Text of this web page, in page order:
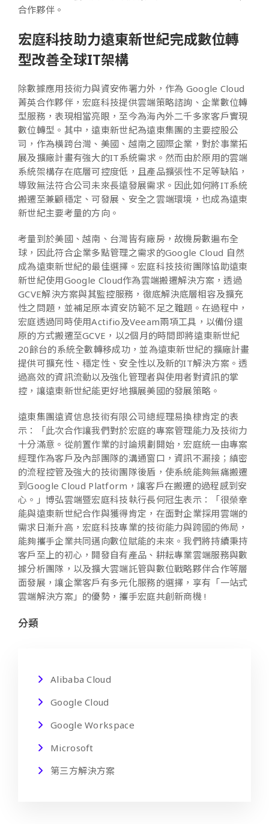
合作夥伴。
宏庭科技助力遠東新世紀完成數位轉
型改善全球IT架構
除數據應用技術力與資安佈署力外，作為 Google Cloud
菁英合作夥伴，宏庭科技提供雲端策略諮詢、企業數位轉
型服務，表現相當亮眼，至今為海內外二千多家客戶實現
數位轉型。其中，遠東新世紀為遠東集團的主要控股公
司，作為橫跨台灣、美國、越南之國際企業，對於事業拓
展及擴廠計畫有強大的IT系統需求。然而由於原用的雲端
系統架構存在底層可控度低，且產品擴張性不足等缺陷，
導致無法符合公司未來長遠發展需求。因此如何將IT系統
搬遷至兼顧穩定、可發展、安全之雲端環境，也成為遠東
新世紀主要考量的方向。
考量到於美國、越南、台灣皆有廠房，故機房數遍布全
球，因此符合企業多點管理之需求的Google Cloud 自然
成為遠東新世紀的最佳選擇。宏庭科技技術團隊協助遠東
新世紀使用Google Cloud作為雲端搬遷解決方案，透過
GCVE解決方案與其監控服務，徹底解決底層相容及擴充
性之問題，並補足原本資安防範不足之難題。在過程中，
宏庭透過同時使用Actifio及Veeam兩項工具，以備份還
原的方式搬遷至GCVE，以2個月的時間即將遠東新世紀
20餘台的系統全數轉移成功，並為遠東新世紀的擴廠計畫
提供可擴充性、穩定性、安全性以及新的IT解決方案。透
過高效的資訊流動以及強化管理者與使用者對資訊的掌
控，讓遠東新世紀能更好地擴展美國的發展策略。
遠東集團遠資信息技術有限公司總經理易換棣肯定的表
示：「此次合作讓我們對於宏庭的專案管理能力及技術力
十分滿意。從前置作業的討論規劃開始，宏庭統一由專案
經理作為客戶及內部團隊的溝通窗口，資訊不漏接；縝密
的流程控管及強大的技術團隊後盾，使系統能夠無痛搬遷
到Google Cloud Platform，讓客戶在搬遷的過程感到安
心。」博弘雲端暨宏庭科技執行長何冠生表示：「很榮幸
能與遠東新世紀合作與獲得肯定，在面對企業採用雲端的
需求日漸升高，宏庭科技專業的技術能力與跨國的佈局，
能夠攜手企業共同邁向數位賦能的未來。我們將持續秉持
客戶至上的初心，開發自有產品、耕耘專業雲端服務與數
據分析團隊，以及擴大雲端託管與數位戰略夥伴合作等層
面發展，讓企業客戶有多元化服務的選擇，享有「一站式
雲端解決方案」的優勢，攜手宏庭共創新商機 !
分類
Alibaba Cloud
Google Cloud
Google Workspace
Microsoft
第三方解決方案